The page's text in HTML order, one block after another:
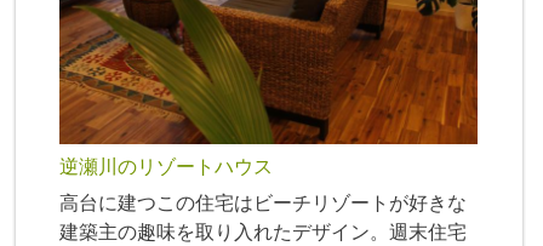
逆瀬川のリゾートハウス
高台に建つこの住宅はビーチリゾートが好きな
建築主の趣味を取り入れたデザイン。週末住宅